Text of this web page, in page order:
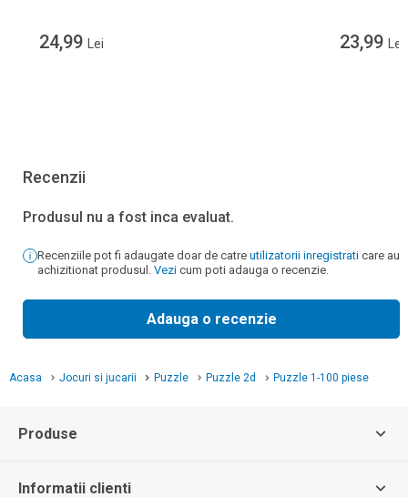
24,99 Lei 23,99 Lei
Recenzii
Produsul nu a fost inca evaluat.
Recenziile pot fi adaugate doar de catre utilizatorii inregistrati care au
achizitionat produsul. Vezi cum poti adauga o recenzie.
Adauga o recenzie
Acasa Jocuri si jucarii Puzzle Puzzle 2d Puzzle 1-100 piese
Produse
Informatii clienti